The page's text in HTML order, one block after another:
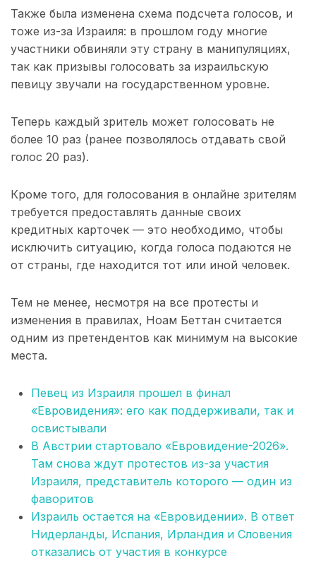
Также была изменена схема подсчета голосов, и
тоже из-за Израиля: в прошлом году многие
участники обвиняли эту страну в манипуляциях,
так как призывы голосовать за израильскую
певицу звучали на государственном уровне.
Теперь каждый зритель может голосовать не
более 10 раз (ранее позволялось отдавать свой
голос 20 раз).
Кроме того, для голосования в онлайне зрителям
требуется предоставлять данные своих
кредитных карточек — это необходимо, чтобы
исключить ситуацию, когда голоса подаются не
от страны, где находится тот или иной человек.
Тем не менее, несмотря на все протесты и
изменения в правилах, Ноам Беттан считается
одним из претендентов как минимум на высокие
места.
Певец из Израиля прошел в финал
«Евровидения»: его как поддерживали, так и
освистывали
В Австрии стартовало «Евровидение-2026».
Там снова ждут протестов из-за участия
Израиля, представитель которого — один из
фаворитов
Израиль остается на «Евровидении». В ответ
Нидерланды, Испания, Ирландия и Словения
отказались от участия в конкурсе